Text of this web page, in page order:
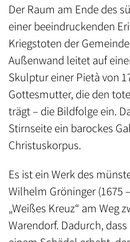
Der Raum am Ende des
einer beeindruckenden
Kriegstoten der
Außenwand leitet auf
Skulptur einer Pietà von
Gottesmutter, die den
trägt – die Bildfolge ein.
Stirnseite ein barockes
Christuskorpus.
Es ist ein Werk des
Wilhelm Gröninger (1675
„Weißes Kreuz“ am Weg
Warendorf. Dadurch,